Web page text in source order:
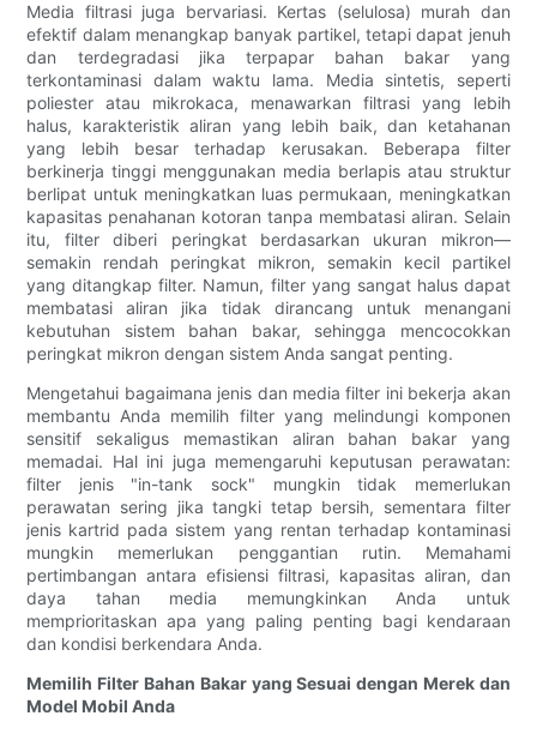
Media filtrasi juga bervariasi. Kertas (selulosa) murah dan
efektif dalam menangkap banyak partikel, tetapi dapat jenuh
dan terdegradasi jika terpapar bahan bakar yang
terkontaminasi dalam waktu lama. Media sintetis, seperti
poliester atau mikrokaca, menawarkan filtrasi yang lebih
halus, karakteristik aliran yang lebih baik, dan ketahanan
yang lebih besar terhadap kerusakan. Beberapa filter
berkinerja tinggi menggunakan media berlapis atau struktur
berlipat untuk meningkatkan luas permukaan, meningkatkan
kapasitas penahanan kotoran tanpa membatasi aliran. Selain
itu, filter diberi peringkat berdasarkan ukuran mikron—
semakin rendah peringkat mikron, semakin kecil partikel
yang ditangkap filter. Namun, filter yang sangat halus dapat
membatasi aliran jika tidak dirancang untuk menangani
kebutuhan sistem bahan bakar, sehingga mencocokkan
peringkat mikron dengan sistem Anda sangat penting.
Mengetahui bagaimana jenis dan media filter ini bekerja akan
membantu Anda memilih filter yang melindungi komponen
sensitif sekaligus memastikan aliran bahan bakar yang
memadai. Hal ini juga memengaruhi keputusan perawatan:
filter jenis "in-tank sock" mungkin tidak memerlukan
perawatan sering jika tangki tetap bersih, sementara filter
jenis kartrid pada sistem yang rentan terhadap kontaminasi
mungkin memerlukan penggantian rutin. Memahami
pertimbangan antara efisiensi filtrasi, kapasitas aliran, dan
daya tahan media memungkinkan Anda untuk
memprioritaskan apa yang paling penting bagi kendaraan
dan kondisi berkendara Anda.
Memilih Filter Bahan Bakar yang Sesuai dengan Merek dan
Model Mobil Anda